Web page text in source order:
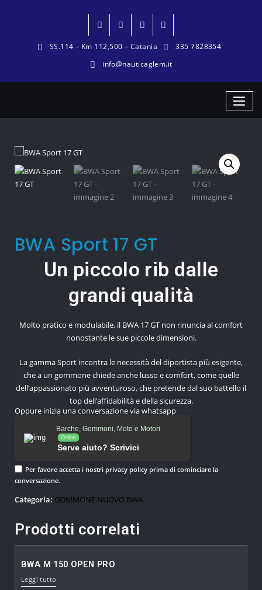
SS.114 – Km 112,500 – Catania
335 7828354
info@nauticaglem.it
BWA Sport 17 GT
Un piccolo rib dalle
grandi qualità
Molto pratico e modulabile, il BWA 17 GT non rinuncia al comfort
nonostante le sue piccole dimensioni.
La gamma Sport incontra le necessità del diportista più esigente,
che a un gommone chiede anche lusso e comfort, come quelle
dell’appassionato più avventuroso, che pretende dal suo battello il
top dell’affidabilità e della sicurezza.
Oppure inizia una conversazione via whatsapp
Barche, Gommoni, Moto e Motori
Online
Serve aiuto? Scrivici
Per favore accetta i nostri privacy policy prima di cominciare la
conversazione.
Categoria: GOMMONE NUOVO BWA
Prodotti correlati
BWA M 150 OPEN PRO
Leggi tutto